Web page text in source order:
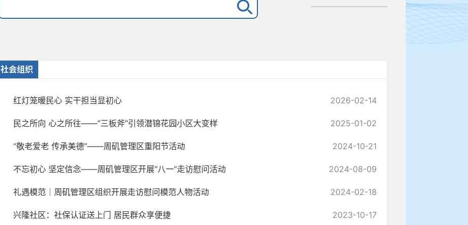
社会组织
红灯笼暖民心 实干担当显初心 2026-02-14
民之所向 心之所往——“三板斧”引领潜锦花园小区大变样 2025-01-02
“敬老爱老 传承美德”——周矶管理区重阳节活动 2024-10-21
不忘初心 坚定信念——周矶管理区开展“八一”走访慰问活动 2024-08-09
礼遇模范｜周矶管理区组织开展走访慰问模范人物活动 2024-02-18
兴隆社区：社保认证送上门 居民群众享便捷 2023-10-17